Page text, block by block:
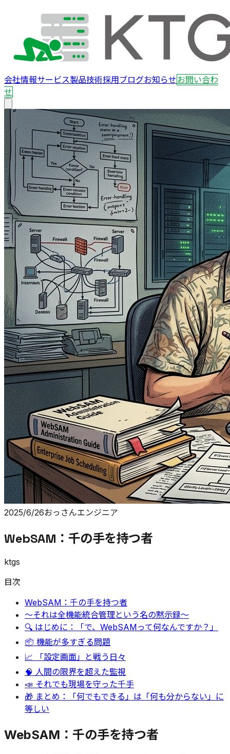
会社情報サービス製品技術採用ブログお知らせお問い合わ
せ
2025/6/26おっさんエンジニア
WebSAM：千の手を持つ者
ktgs
目次
WebSAM：千の手を持つ者
〜それは全機能統合管理という名の黙示録〜
🔍 はじめに：「で、WebSAMって何なんですか？」
📦 機能が多すぎる問題
📈 「設定画面」と戦う日々
🧠 人間の限界を超えた監視
📣 それでも現場を守った千手
🎁 まとめ：「何でもできる」は「何も分からない」に
等しい
WebSAM：千の手を持つ者